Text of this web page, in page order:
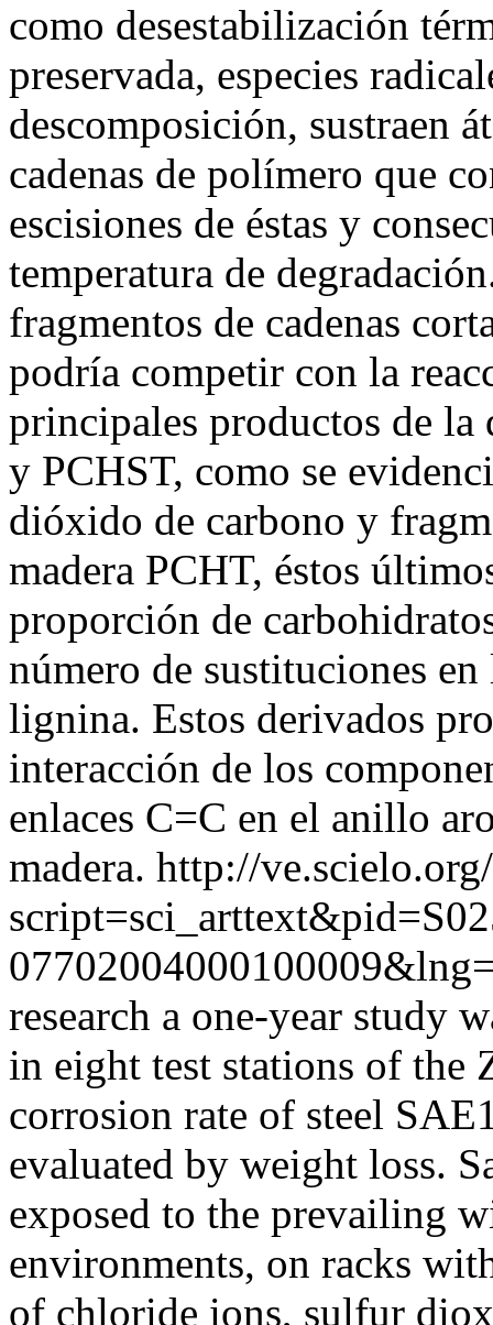
como desestabilización
preservada, especies
descomposición, sustraen
cadenas de polímero que
escisiones de éstas y
temperatura de
fragmentos de cadenas
podría competir con la
principales productos de la
y PCHST, como se
dióxido de carbono y
madera PCHT, éstos
proporción de
número de sustituciones
lignina. Estos derivados
interacción de los
enlaces C=C en el anillo
madera. http://
research a one-year study
in eight test stations of
corrosion rate of steel
evaluated by weight loss.
exposed to the prevailing
environments, on racks
of chloride ions, sulfur